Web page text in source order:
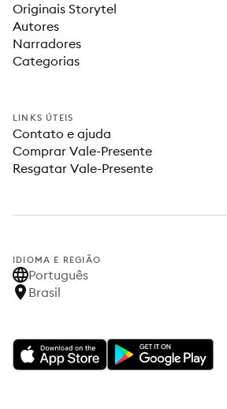
Originais Storytel
Autores
Narradores
Categorias
LINKS ÚTEIS
Contato e ajuda
Comprar Vale-Presente
Resgatar Vale-Presente
IDIOMA E REGIÃO
Português
Brasil